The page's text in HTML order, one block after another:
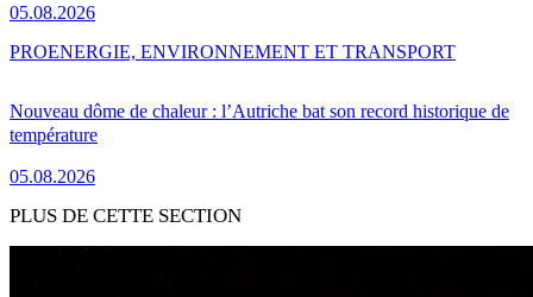
05.08.2026
Nouveau dôme de chaleur : l’Autriche bat son record historique de
température
05.08.2026
PROENERGIE, ENVIRONNEMENT ET TRANSPORT
PLUS DE CETTE SECTION